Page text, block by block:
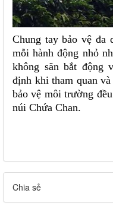
Chung tay bảo vệ đa
mỗi hành động nhỏ
không săn bắt động
định khi tham quan
bảo vệ môi trường
núi Chứa Chan.
Chia sẻ